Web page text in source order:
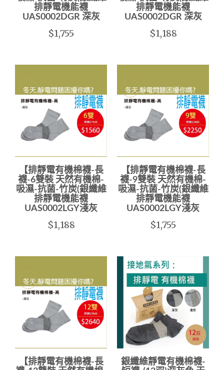
排靜電機能襪
UAS0002DGR 深灰
$1,755
排靜電機能襪
UAS0002DGR 深灰
$1,188
【排靜電有機棉襪-長
襪-6雙裝 天然有機棉-
吸濕-抗菌-竹炭(銀纖維
排靜電機能襪
UAS0002LGY淺灰
$1,188
【排靜電有機棉襪-長
襪-9雙裝 天然有機棉-
吸濕-抗菌-竹炭(銀纖維
排靜電機能襪
UAS0002LGY淺灰
$1,755
【排靜電有機棉襪-長
銀纖維靜電有機棉襪-